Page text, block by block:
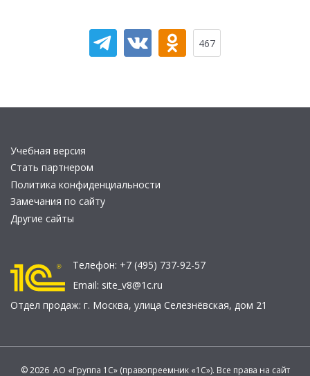
467
Учебная версия
Стать партнером
Политика конфиденциальности
Замечания по сайту
Другие сайты
Телефон: +7 (495) 737-92-57
Email: site_v8@1c.ru
Отдел продаж: г. Москва, улица Селезнёвская, дом 21
© 2026 АО «Группа 1С» (правопреемник «1С»). Все права на сайт